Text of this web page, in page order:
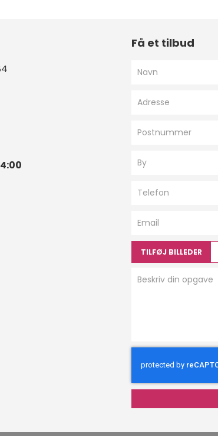
Få et tilbud
TILFØJ BILLEDER